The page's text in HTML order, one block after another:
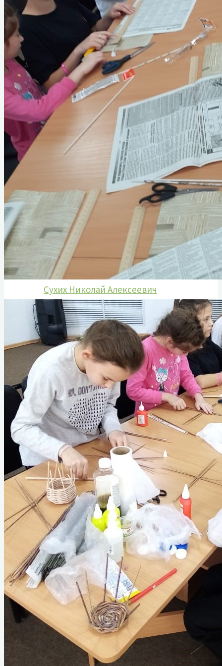
Руководители города
Почётные граждане
История звания «Почётный
гражданин»
Первый почетный гражданин
Интеллигенция Назарово
Из истории комсомольской организации
Из истории пионерской организации
Декабрист Арбузов Антон Петрович
ВОВ 1941-1945 гг
Абрамов Константин Кирикович
Борисенко Григорий Яковлевич
Голубев Георгий Гордеевич
Гусаров Григорий Андреевич
Донских Александр Иванович
Козаченко Алексей Константинович
Мурашов Павел Романович
Сухих Николай Алексеевич
Назаровский тыл в годы войны
Статьи о ветеранах
Книга памяти
Воспоминания ветеранов
Аудиовизуальный проект «Расскажи о
герое»
Информация
План мероприятий
Документы
Услуги
Коллектив музея
Вакансии
Туризм
Полезные ссылки
Служебная информация
Анкетирование о качестве оказания
услуг
Часто задаваемые вопросы. Обратная
связь.
Схема проезда